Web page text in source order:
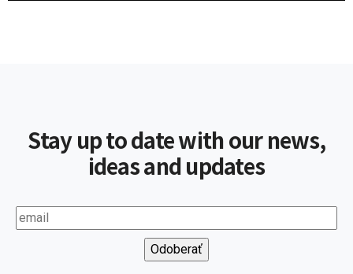
Stay up to date with our news,
ideas and updates